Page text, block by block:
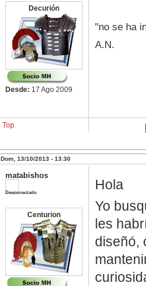
Decurión
Desde: 17 Ago 2009
"no se ha
A.N.
Top
Dom, 13/10/2013 - 13:30
matabishos
Desconectado
Centurion
Hola
Yo
les
diseñó,